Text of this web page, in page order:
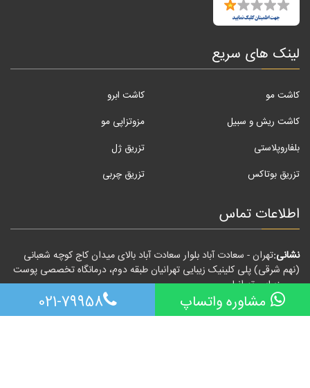
لینک های سریع
کاشت مو
کاشت ابرو
کاشت ریش و سبیل
مزوتزاپی مو
بلفاروپلاستی
تزریق ژل
تزریق بوتاکس
تزریق چربی
اطلاعات تماس
نشانی:تهران - سعادت آباد بلوار سعادت آباد بالای میدان کاج کوچه شعبانی
(نهم شرقی) پلی کلینیک زیبایی تهرانیان طبقه دوم، درمانگاه تخصصی پوست
و مو زیبایی تهرانیان
مشاوره رایگان و پاسخگویی 24 ساعته:
مشاوره واتساپ 021-79958